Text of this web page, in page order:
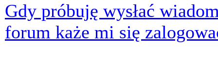
Gdy próbuję wysłać
forum każe mi się